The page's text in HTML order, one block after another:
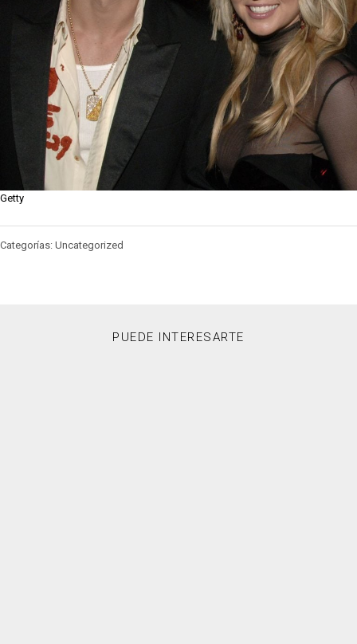
Getty
Categorías: Uncategorized
PUEDE INTERESARTE